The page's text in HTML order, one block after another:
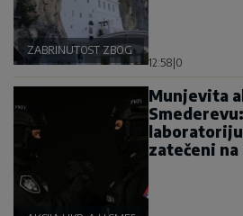
ZABRINUTOST ZBOG OSTROGA
12:58 0
Munjevita
zatečeni na